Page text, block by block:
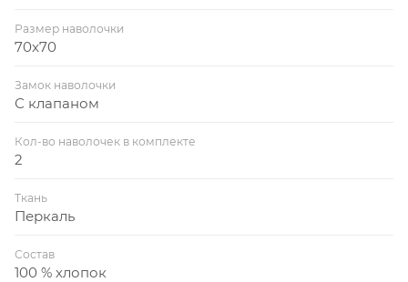
Размер наволочки
70x70
Замок наволочки
С клапаном
Кол-во наволочек в комплекте
2
Ткань
Перкаль
Состав
100 % хлопок